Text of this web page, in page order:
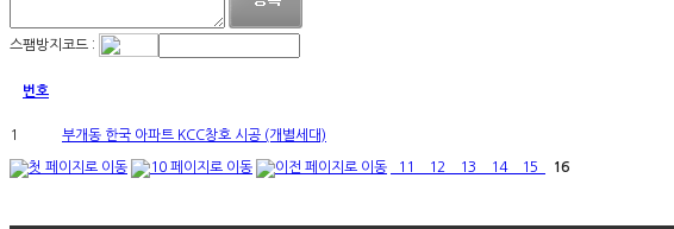
스팸방지코드 :
번호
1 부개동 한국 아파트 KCC창호 시공 (개별세대)
11 12 13 14 15 16